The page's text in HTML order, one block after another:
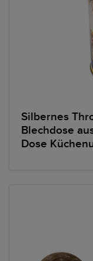
Silbernes
Blechdose
Dose